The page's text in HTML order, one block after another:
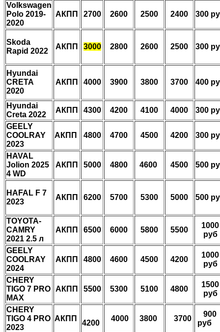
Volkswagen
Polo 2019-
2020
АКПП 2700 2600 2500 2400 300
Skoda
Rapid 2022
АКПП 3000 2800 2600 2500 300
Hyundai
CRETA
2020
АКПП 4000 3900 3800 3700 400
Hyundai
Creta 2022
АКПП 4300 4200 4100 4000
300
GEELY
COOLRAY
2023
AКПП 4800 4700 4500 4200 300
HAVAL
Jolion 2025
4 WD
AКПП 5000 4800 4600 4500 500
HAFAL F 7
2023
AКПП 6200 5700 5300 5000 500
TOYOTA-
CAMRY
2021 2.5 л
AКПП 6500 6000 5800 5500
1000
руб
GEELY
COOLRAY
2024
AКПП 4800 4600 4500 4200
1000
руб
CHERY
TIGO 7 PRO
MAX
AКПП 5500 5300 5100 4800
1500
руб
CHERY
TIGO 4 PRO
2023
АКПП
4200
4000 3800 3700
руб